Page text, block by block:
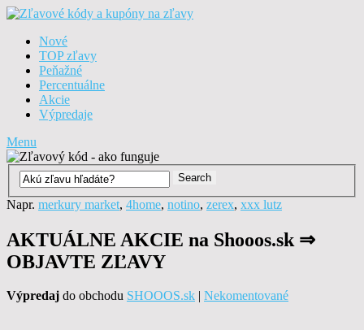
Nové
TOP zľavy
Peňažné
Percentuálne
Akcie
Výpredaje
Menu
Napr. merkury market, 4home, notino, zerex, xxx lutz
AKTUÁLNE AKCIE na Shooos.sk ⇒
OBJAVTE ZĽAVY
Výpredaj do obchodu SHOOOS.sk | Nekomentované